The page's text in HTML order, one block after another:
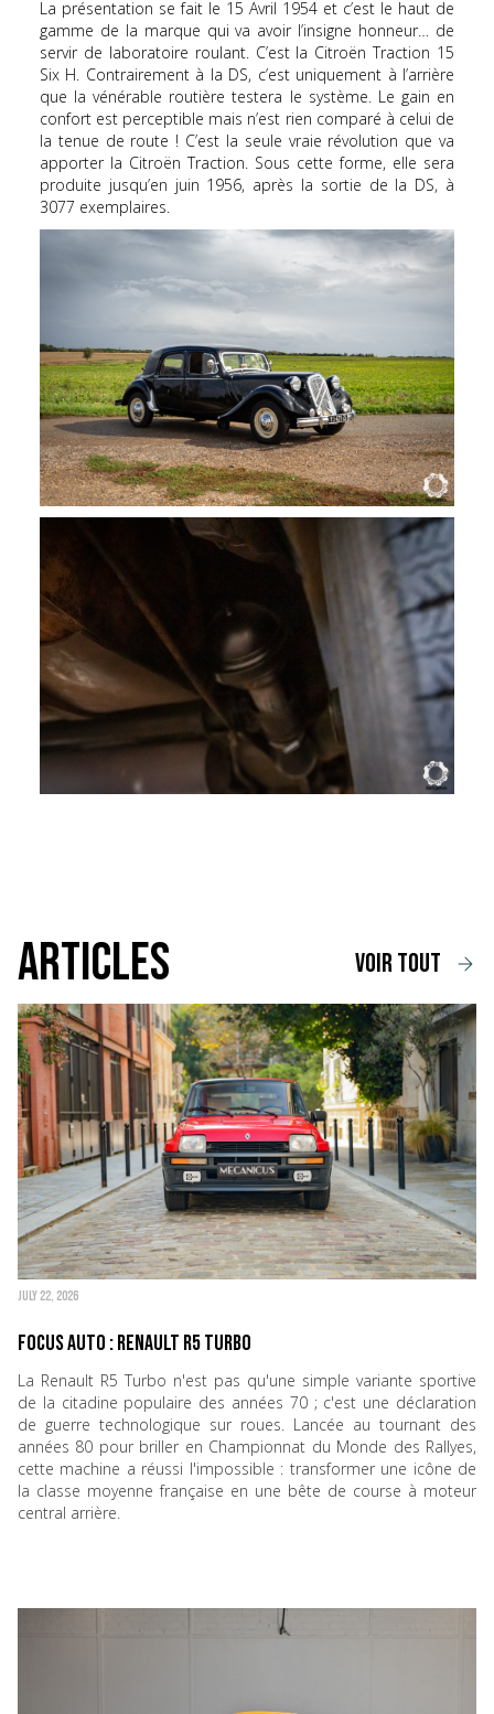
La présentation se fait le 15 Avril 1954 et c’est le haut de
gamme de la marque qui va avoir l’insigne honneur… de
servir de laboratoire roulant. C’est la Citroën Traction 15
Six H. Contrairement à la DS, c’est uniquement à l’arrière
que la vénérable routière testera le système. Le gain en
confort est perceptible mais n’est rien comparé à celui de
la tenue de route ! C’est la seule vraie révolution que va
apporter la Citroën Traction. Sous cette forme, elle sera
produite jusqu’en juin 1956, après la sortie de la DS, à
3077 exemplaires.
Articles voir tout
JULY 22, 2026
Focus Auto : Renault R5 Turbo
La Renault R5 Turbo n'est pas qu'une simple variante sportive
de la citadine populaire des années 70 ; c'est une déclaration
de guerre technologique sur roues. Lancée au tournant des
années 80 pour briller en Championnat du Monde des Rallyes,
cette machine a réussi l'impossible : transformer une icône de
la classe moyenne française en une bête de course à moteur
central arrière.